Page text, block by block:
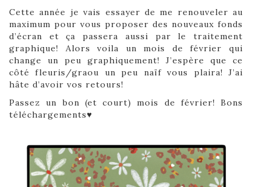
Cette année je vais essayer de me renouveler au
maximum pour vous proposer des nouveaux fonds
d’écran et ça passera aussi par le traitement
graphique! Alors voila un mois de février qui
change un peu graphiquement! J’espère que ce
côté fleuris/graou un peu naïf vous plaira! J’ai
hâte d’avoir vos retours!
Passez un bon (et court) mois de février! Bons
téléchargements♥